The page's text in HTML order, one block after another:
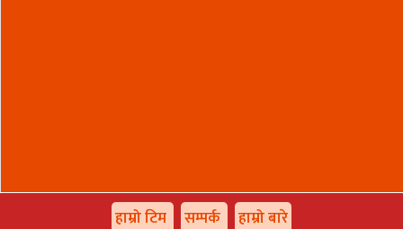
हाम्रो टिम सम्पर्क हाम्रो बारे